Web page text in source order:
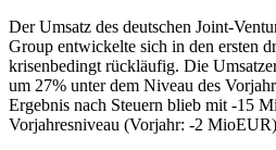
Der Umsatz des deutschen Joint-
Group entwickelte sich in den ersten
krisenbedingt rückläufig. Die
um 27% unter dem Niveau des
Ergebnis nach Steuern blieb mit -15
Vorjahresniveau (Vorjahr: -2